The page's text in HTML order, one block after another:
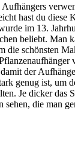
hast du diese
im 13.
beliebt. Man
die schönsten
der
genug ist, um
Je dicker das
die man